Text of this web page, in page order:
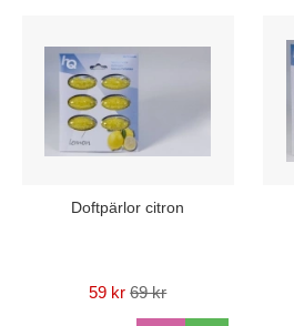
Doftpärlor citron
59 kr 69 kr